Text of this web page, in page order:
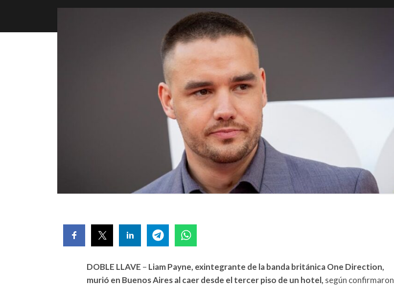
DOBLE LLAVE – Liam Payne, exintegrante de la banda británica One Direction,
murió en Buenos Aires al caer desde el tercer piso de un hotel, según confirmaron